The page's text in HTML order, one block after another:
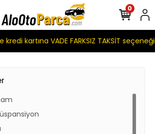
kartına VADE FARKSIZ TAKSİT
0